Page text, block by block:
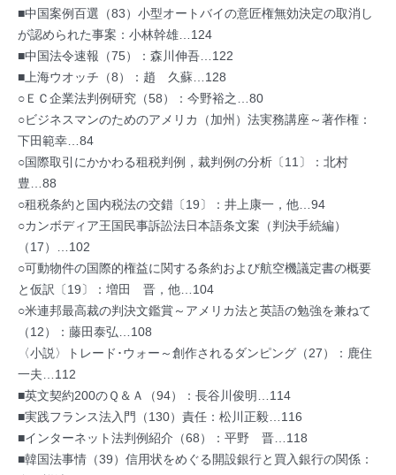
■中国案例百選（83）小型オートバイの意匠権無効決定の取消し
が認められた事案：小林幹雄…124
■中国法令速報（75）：森川伸吾…122
■上海ウオッチ（8）：趙 久蘇…128
○ＥＣ企業法判例研究（58）：今野裕之…80
○ビジネスマンのためのアメリカ（加州）法実務講座～著作権：
下田範幸…84
○国際取引にかかわる租税判例，裁判例の分析〔11〕：北村
豊…88
○租税条約と国内税法の交錯〔19〕：井上康一，他…94
○カンボディア王国民事訴訟法日本語条文案（判決手続編）
（17）…102
○可動物件の国際的権益に関する条約および航空機議定書の概要
と仮訳〔19〕：増田 晋，他…104
○米連邦最高裁の判決文鑑賞～アメリカ法と英語の勉強を兼ねて
（12）：藤田泰弘…108
〈小説〉トレード･ウォー～創作されるダンピング（27）：鹿住
一夫…112
■英文契約200のＱ＆Ａ（94）：長谷川俊明…114
■実践フランス法入門（130）責任：松川正毅…116
■インターネット法判例紹介（68）：平野 晋…118
■韓国法事情（39）信用状をめぐる開設銀行と買入銀行の関係：